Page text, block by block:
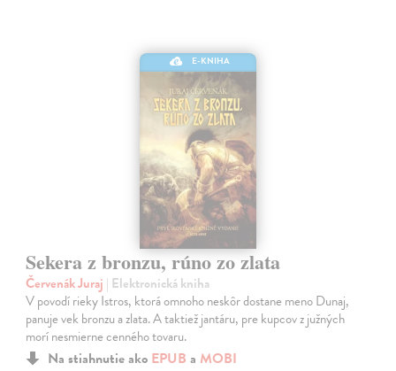
E-KNIHA
Sekera z bronzu, rúno zo zlata
Červenák Juraj | Elektronická kniha
V povodí rieky Istros, ktorá omnoho neskôr dostane meno Dunaj,
panuje vek bronzu a zlata. A taktiež jantáru, pre kupcov z južných
morí nesmierne cenného tovaru.
Na stiahnutie ako EPUB a MOBI